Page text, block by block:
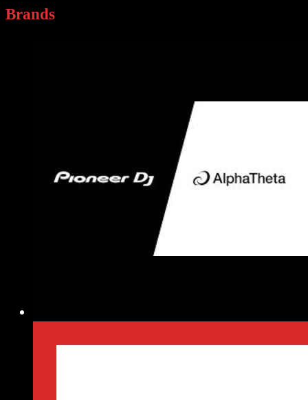
Brands